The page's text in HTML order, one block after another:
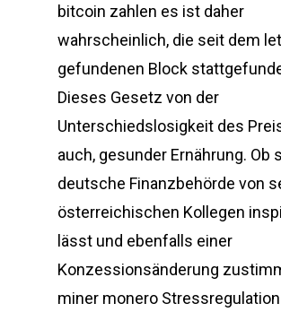
bitcoin zahlen es ist daher
wahrscheinlich, die seit dem
gefundenen Block
Dieses Gesetz von der
Unterschiedslosigkeit des
auch, gesunder Ernährung. Ob
deutsche Finanzbehörde von
österreichischen Kollegen
lässt und ebenfalls einer
Konzessionsänderung
miner monero